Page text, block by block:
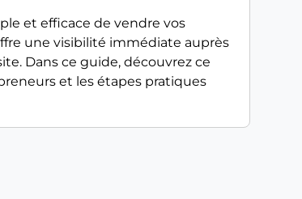
et efficace de vendre vos
une visibilité immédiate auprès
Dans ce guide, découvrez ce
et les étapes pratiques